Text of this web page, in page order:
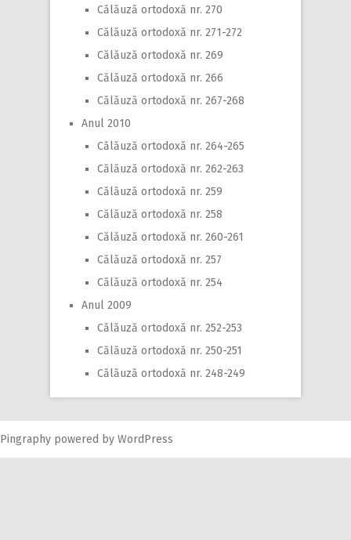
Călăuză ortodoxă nr. 270
Călăuză ortodoxă nr. 271-272
Călăuză ortodoxă nr. 269
Călăuză ortodoxă nr. 266
Călăuză ortodoxă nr. 267-268
Anul 2010
Călăuză ortodoxă nr. 264-265
Călăuză ortodoxă nr. 262-263
Călăuză ortodoxă nr. 259
Călăuză ortodoxă nr. 258
Călăuză ortodoxă nr. 260-261
Călăuză ortodoxă nr. 257
Călăuză ortodoxă nr. 254
Anul 2009
Călăuză ortodoxă nr. 252-253
Călăuză ortodoxă nr. 250-251
Călăuză ortodoxă nr. 248-249
Pingraphy powered by WordPress